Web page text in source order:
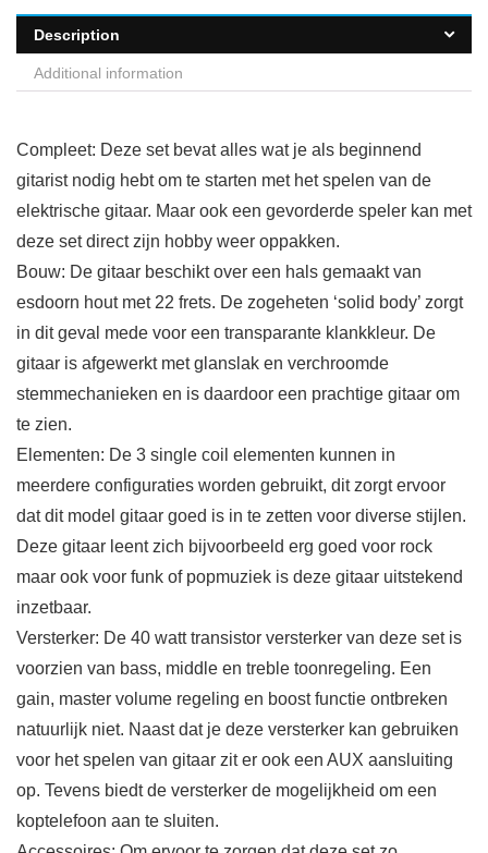
Description
Additional information
Compleet: Deze set bevat alles wat je als beginnend
gitarist nodig hebt om te starten met het spelen van de
elektrische gitaar. Maar ook een gevorderde speler kan met
deze set direct zijn hobby weer oppakken.
Bouw: De gitaar beschikt over een hals gemaakt van
esdoorn hout met 22 frets. De zogeheten ‘solid body’ zorgt
in dit geval mede voor een transparante klankkleur. De
gitaar is afgewerkt met glanslak en verchroomde
stemmechanieken en is daardoor een prachtige gitaar om
te zien.
Elementen: De 3 single coil elementen kunnen in
meerdere configuraties worden gebruikt, dit zorgt ervoor
dat dit model gitaar goed is in te zetten voor diverse stijlen.
Deze gitaar leent zich bijvoorbeeld erg goed voor rock
maar ook voor funk of popmuziek is deze gitaar uitstekend
inzetbaar.
Versterker: De 40 watt transistor versterker van deze set is
voorzien van bass, middle en treble toonregeling. Een
gain, master volume regeling en boost functie ontbreken
natuurlijk niet. Naast dat je deze versterker kan gebruiken
voor het spelen van gitaar zit er ook een AUX aansluiting
op. Tevens biedt de versterker de mogelijkheid om een
koptelefoon aan te sluiten.